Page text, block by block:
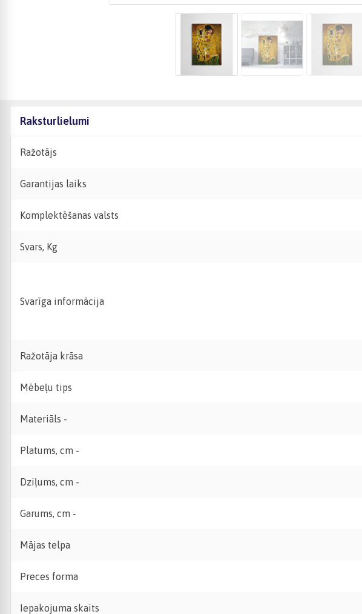
Raksturlielumi
Ražotājs
Garantijas laiks
Komplektēšanas valsts
Svars, Kg
Svarīga informācija
Ražotāja krāsa
Mēbeļu tips
Materiāls -
Platums, cm -
Dziļums, cm -
Garums, cm -
Mājas telpa
Preces forma
Iepakojuma skaits